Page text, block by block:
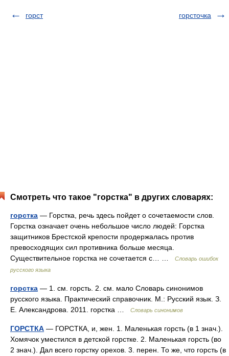
горст горсточка
Смотреть что такое "горстка" в других словарях:
горстка — Горстка, речь здесь пойдет о сочетаемости слов.
Горстка означает очень небольшое число людей: Горстка
защитников Брестской крепости продержалась против
превосходящих сил противника больше месяца.
Существительное горстка не сочетается с… …
Словарь ошибок
русского языка
горстка — 1. см. горсть. 2. см. мало Словарь синонимов
русского языка. Практический справочник. М.: Русский язык. З.
Е. Александрова. 2011. горстка …
Словарь синонимов
ГОРСТКА — ГОРСТКА, и, жен. 1. Маленькая горсть (в 1 знач.).
Хомячок уместился в детской горстке. 2. Маленькая горсть (во
2 знач.). Дал всего горстку орехов. 3. перен. То же, что горсть (в